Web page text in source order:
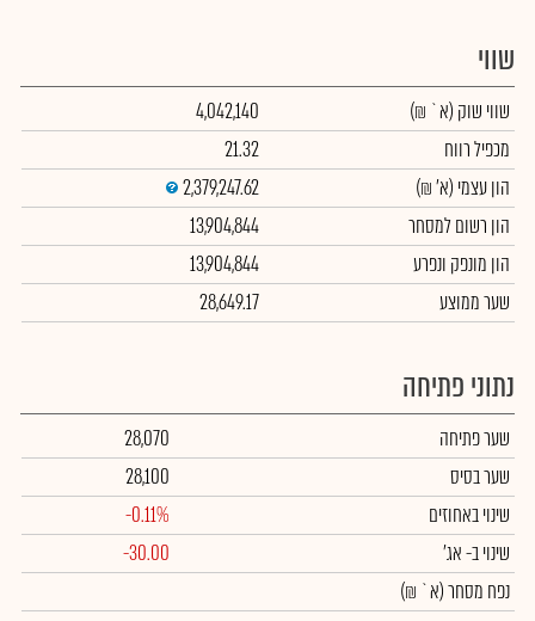
שווי
שווי שוק (א` ₪)
4,042,140
מכפיל רווח
21.32
הון עצמי (א' ₪)
2,379,247.62
הון רשום למסחר
13,904,844
הון מונפק ונפרע
13,904,844
שער ממוצע
28,649.17
נתוני פתיחה
שער פתיחה
28,070
שער בסיס
28,100
שינוי באחוזים
-0.11%
שינויב- אג'
-30.00
נפח מסחר(א` ₪)